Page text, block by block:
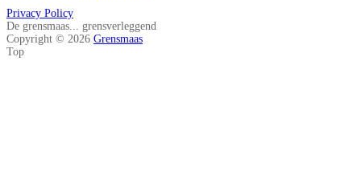
Privacy Policy
De grensmaas... grensverleggend
Copyright © 2026 Grensmaas
Top